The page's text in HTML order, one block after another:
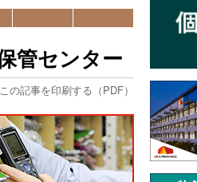
管センター
この記事を印刷する（PDF）